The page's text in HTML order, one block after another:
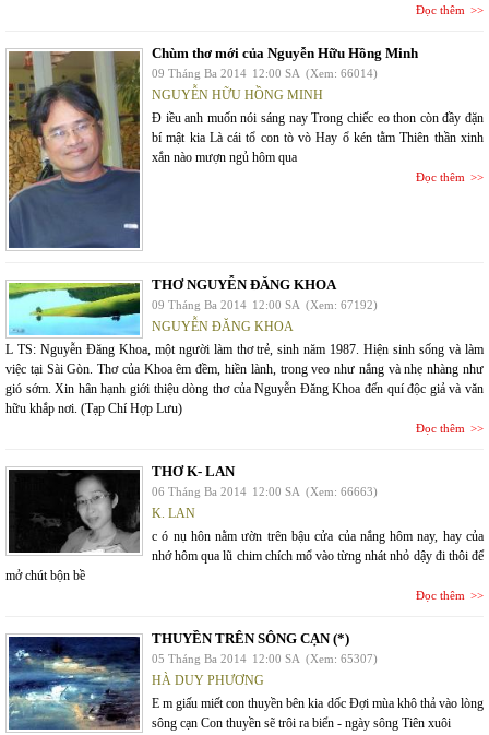
Đọc thêm
Chùm thơ mới của Nguyễn Hữu Hồng Minh
09 Tháng Ba 2014 12:00 SA (Xem: 66014)
NGUYỄN HỮU HỒNG MINH
Đ iều anh muốn nói sáng nay Trong chiếc eo thon còn đầy đặn
bí mật kia Là cái tổ con tò vò Hay ổ kén tằm Thiên thần xinh
xắn nào mượn ngủ hôm qua
Đọc thêm
THƠ NGUYỄN ĐĂNG KHOA
09 Tháng Ba 2014 12:00 SA (Xem: 67192)
NGUYỄN ĐĂNG KHOA
L TS: Nguyễn Đăng Khoa, một người làm thơ trẻ, sinh năm 1987. Hiện sinh sống và làm
việc tại Sài Gòn. Thơ của Khoa êm đềm, hiền lành, trong veo như nắng và nhẹ nhàng như
gió sớm. Xin hân hạnh giới thiệu dòng thơ của Nguyễn Đăng Khoa đến quí độc giả và văn
hữu khắp nơi. (Tạp Chí Hợp Lưu)
Đọc thêm
THƠ K- LAN
06 Tháng Ba 2014 12:00 SA (Xem: 66663)
K. LAN
c ó nụ hôn nằm ườn trên bậu cửa của nắng hôm nay, hay của
nhớ hôm qua lũ chim chích mổ vào từng nhát nhỏ dậy đi thôi để
mở chút bộn bề
Đọc thêm
THUYỀN TRÊN SÔNG CẠN (*)
05 Tháng Ba 2014 12:00 SA (Xem: 65307)
HÀ DUY PHƯƠNG
E m giấu miết con thuyền bên kia dốc Đợi mùa khô thả vào lòng
sông cạn Con thuyền sẽ trôi ra biển - ngày sông Tiên xuôi